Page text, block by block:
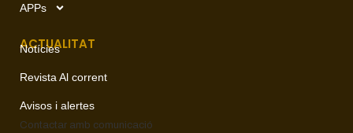
APPs
ACTUALITAT
Notícies
Revista Al corrent
Avisos i alertes
Contactar amb comunicació